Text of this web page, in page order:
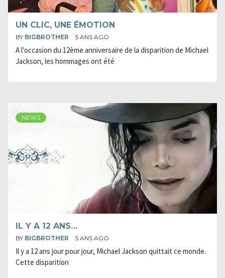
UN CLIC, UNE ÉMOTION
BY BIGBROTHER 5 ANS AGO
A l’occasion du 12ème anniversaire de la disparition de Michael
Jackson, les hommages ont été
NEWS
IL Y A 12 ANS…
BY BIGBROTHER 5 ANS AGO
Il y a 12 ans jour pour jour, Michael Jackson quittait ce monde.
Cette disparition